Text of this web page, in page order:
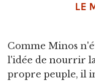
LE
Comme Minos
l'idée de nourrir
propre peuple, il